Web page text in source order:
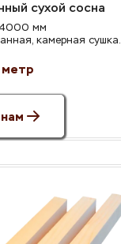
сухой сосна
мм
камерная сушка.
метр